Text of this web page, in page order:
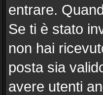
entrare.
Se ti è stato
non hai
posta sia
avere utenti